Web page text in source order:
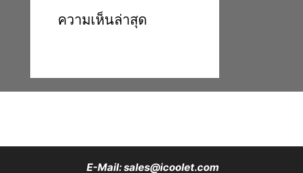
ความเห็นล่าสุด
E-Mail: sales@icoolet.com